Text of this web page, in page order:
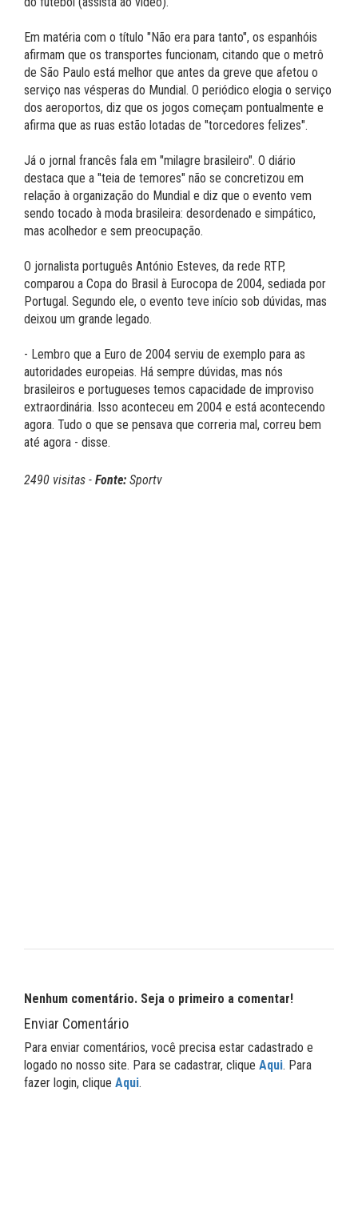
Em matéria com o título "Não era para tanto", os espanhóis
afirmam que os transportes funcionam, citando que o metrô
de São Paulo está melhor que antes da greve que afetou o
serviço nas vésperas do Mundial. O periódico elogia o serviço
dos aeroportos, diz que os jogos começam pontualmente e
afirma que as ruas estão lotadas de "torcedores felizes".
Já o jornal francês fala em "milagre brasileiro". O diário
destaca que a "teia de temores" não se concretizou em
relação à organização do Mundial e diz que o evento vem
sendo tocado à moda brasileira: desordenado e simpático,
mas acolhedor e sem preocupação.
O jornalista português António Esteves, da rede RTP,
comparou a Copa do Brasil à Eurocopa de 2004, sediada por
Portugal. Segundo ele, o evento teve início sob dúvidas, mas
deixou um grande legado.
- Lembro que a Euro de 2004 serviu de exemplo para as
autoridades europeias. Há sempre dúvidas, mas nós
brasileiros e portugueses temos capacidade de improviso
extraordinária. Isso aconteceu em 2004 e está acontecendo
agora. Tudo o que se pensava que correria mal, correu bem
até agora - disse.
2490 visitas - Fonte: Sportv
Nenhum comentário. Seja o primeiro a comentar!
Enviar Comentário
Para enviar comentários, você precisa estar cadastrado e
logado no nosso site. Para se cadastrar, clique Aqui. Para
fazer login, clique Aqui.